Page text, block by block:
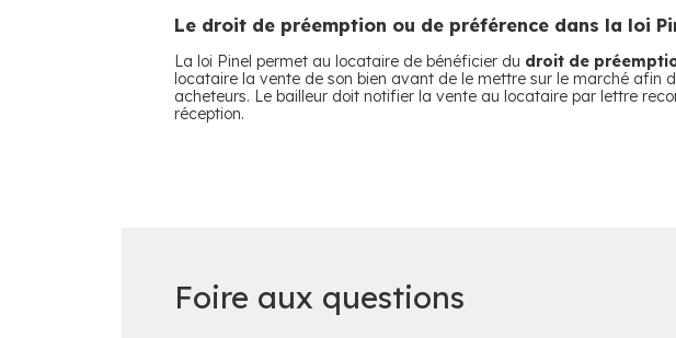
Le droit de préemption ou de préférence dans la loi
La loi Pinel permet au locataire de bénéficier du droit de
locataire la vente de son bien avant de le mettre sur le marché afin
acheteurs. Le bailleur doit notifier la vente au locataire par lettre
réception.
Foire aux questions